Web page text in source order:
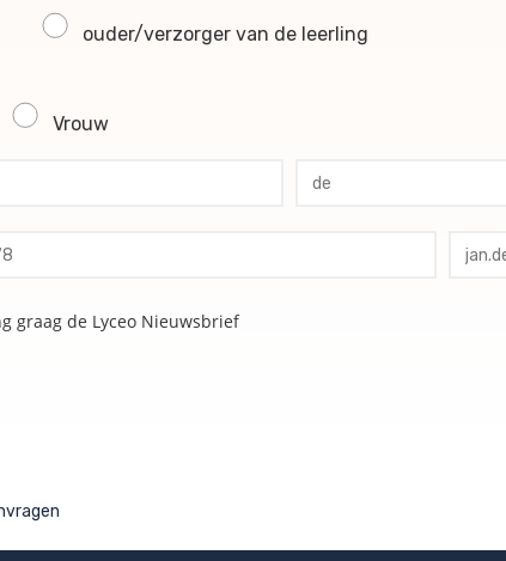
ouder/verzorger van de leerling
Vrouw
graag de Lyceo Nieuwsbrief